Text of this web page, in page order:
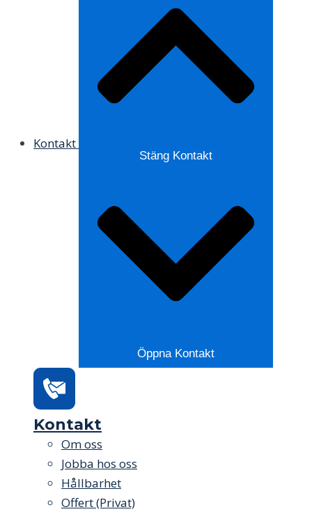
Kontakt
Stäng Kontakt
Öppna Kontakt
Kontakt
Om oss
Jobba hos oss
Hållbarhet
Offert (Privat)